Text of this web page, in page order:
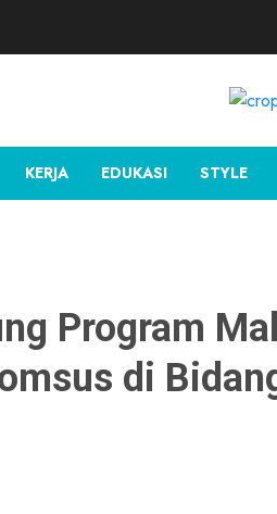
KERJA EDUKASI STYLE
Program
di